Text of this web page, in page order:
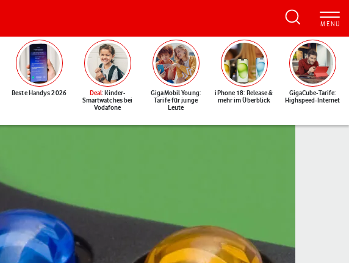
Beste Handys 2026 Deal: Kinder-
Smartwatches bei
Vodafone
GigaMobil Young:
Tarife für junge
Leute
iPhone 18: Release &
mehr im Überblick
GigaCube-Tarife:
Highspeed-Internet